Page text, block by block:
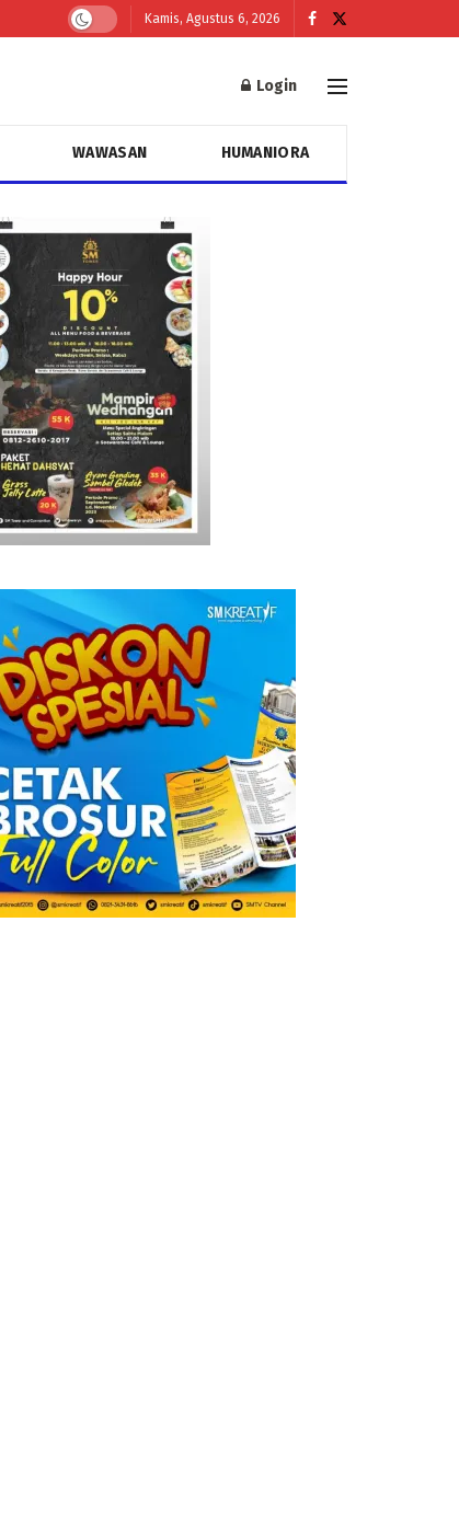
Kamis, Agustus 6, 2026
Login
WAWASAN HUMANIORA